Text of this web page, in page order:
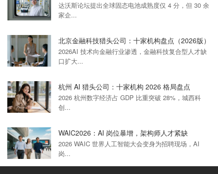
达沃斯论坛提出全球固态电池成熟度仅 4 分，但 30 余
家企...
北京金融科技猎头公司：十家机构盘点（2026版）
2026AI 技术向金融行业渗透，金融科技复合型人才缺
口扩大...
杭州 AI 猎头公司：十家机构 2026 格局盘点
2026 杭州数字经济占 GDP 比重突破 28%，城西科
创...
WAIC2026：AI 岗位暴增，架构师人才紧缺
2026 WAIC 世界人工智能大会变身为招聘现场，AI
岗...